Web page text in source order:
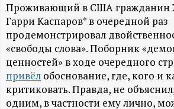
А
Н
-
Проживающий в США гражданин
Гарри Каспаров* в очередной раз
продемонстрировал
«свободы слова». Поборник
ценностей» в ходе очередного
привёл обоснование, где, кого и
критиковать. Правда, не
одним, в частности ему лично,